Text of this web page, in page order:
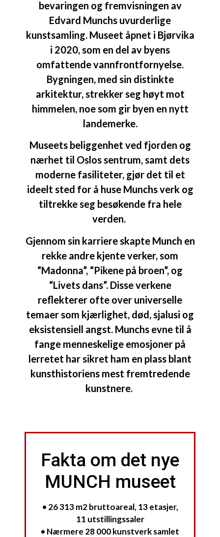
bevaringen og fremvisningen av
Edvard Munchs uvurderlige
kunstsamling. Museet åpnet i Bjørvika
i 2020, som en del av byens
omfattende vannfrontfornyelse.
Bygningen, med sin distinkte
arkitektur, strekker seg høyt mot
himmelen, noe som gir byen en nytt
landemerke.
Museets beliggenhet ved fjorden og
nærhet til Oslos sentrum, samt dets
moderne fasiliteter, gjør det til et
ideelt sted for å huse Munchs verk og
tiltrekke seg besøkende fra hele
verden.
Gjennom sin karriere skapte Munch en
rekke andre kjente verker, som
“Madonna”, “Pikene på broen”, og
“Livets dans”. Disse verkene
reflekterer ofte over universelle
temaer som kjærlighet, død, sjalusi og
eksistensiell angst. Munchs evne til å
fange menneskelige emosjoner på
lerretet har sikret ham en plass blant
kunsthistoriens mest fremtredende
kunstnere.
Fakta om det nye
MUNCH museet
• 26 313 m2 bruttoareal, 13 etasjer,
11 utstillingssaler
• Nærmere 28 000 kunstverk samlet